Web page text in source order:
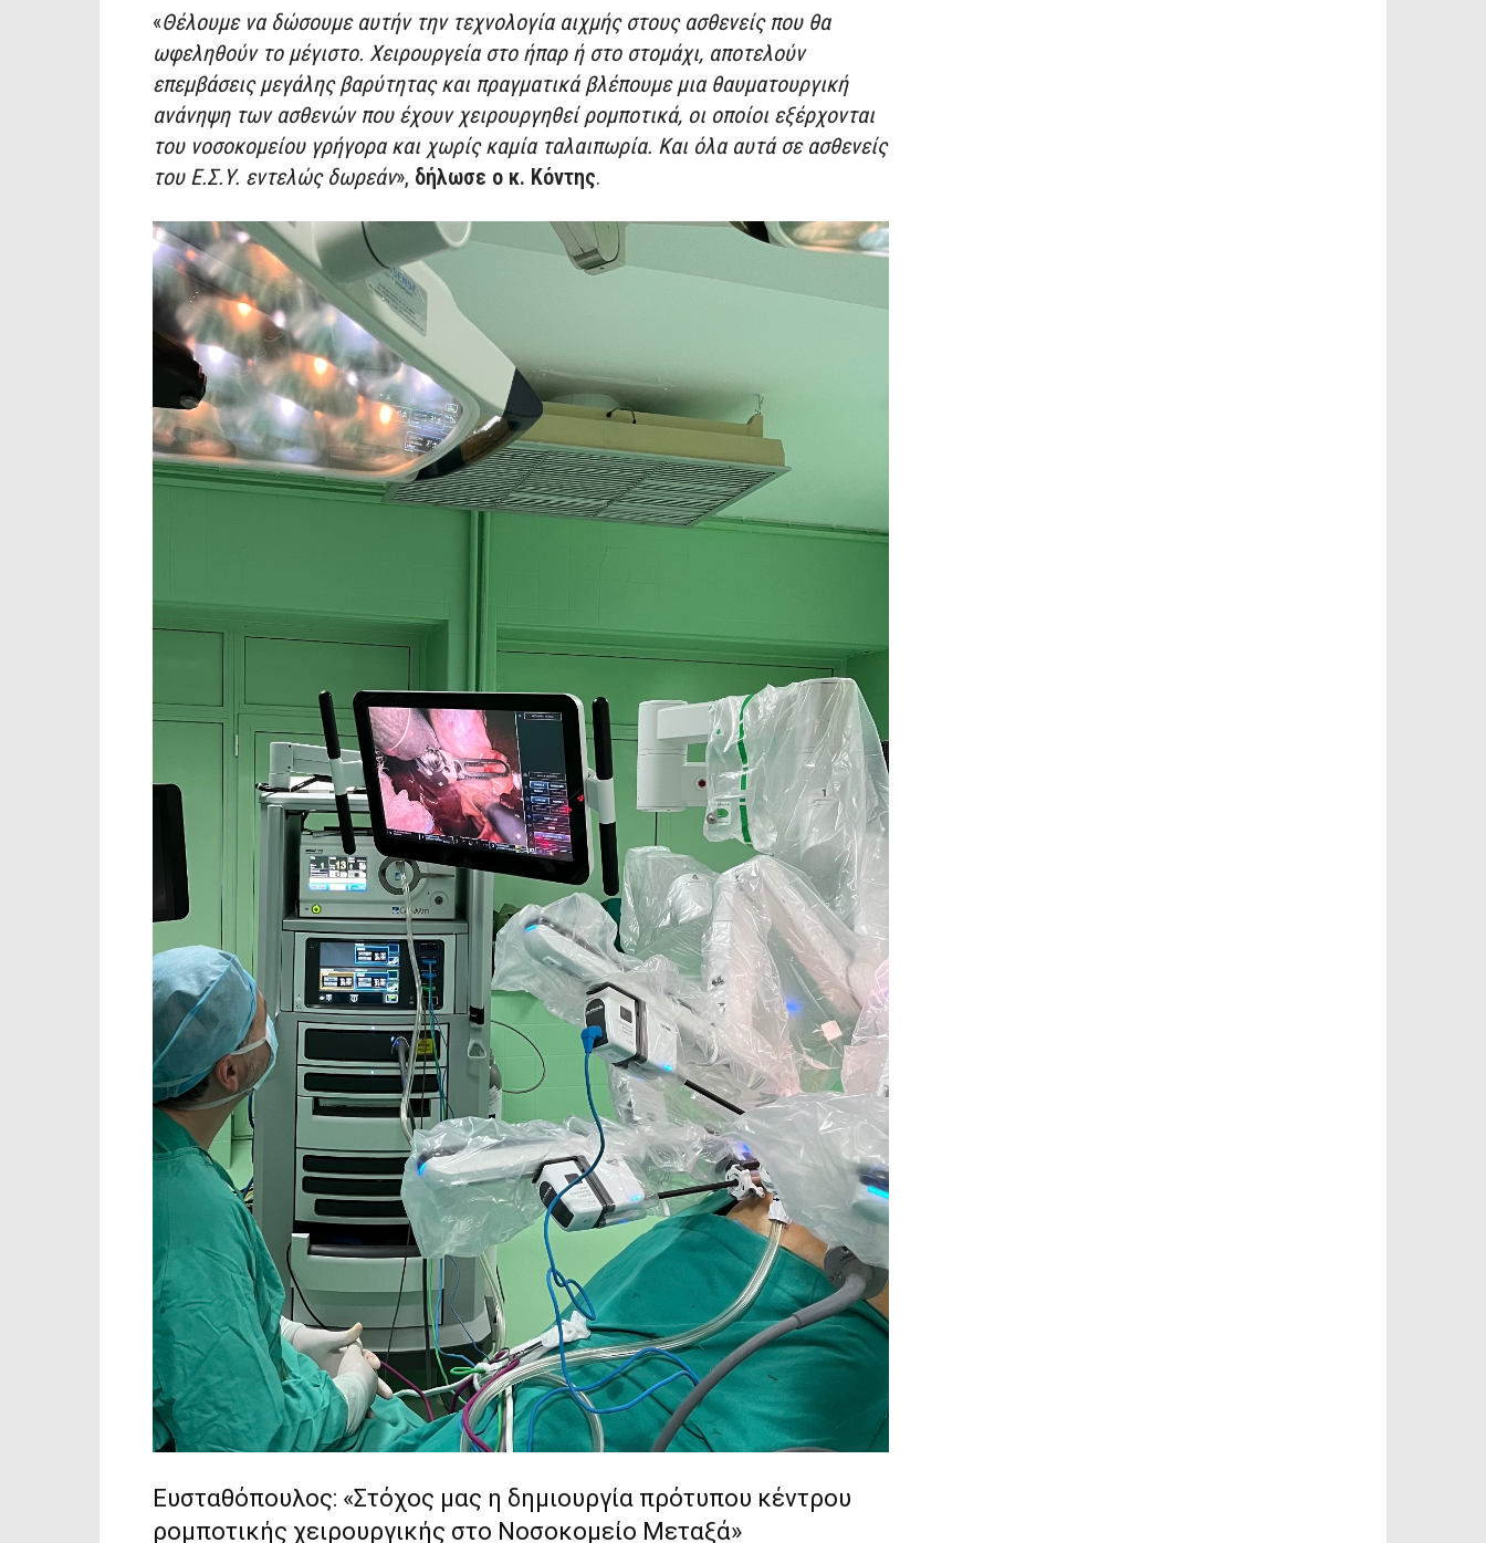
«Θέλουμε να δώσουμε αυτήν την τεχνολογία αιχμής στους ασθενείς που θα
ωφεληθούν το μέγιστο. Χειρουργεία στο ήπαρ ή στο στομάχι, αποτελούν
επεμβάσεις μεγάλης βαρύτητας και πραγματικά βλέπουμε μια θαυματουργική
ανάνηψη των ασθενών που έχουν χειρουργηθεί ρομποτικά, οι οποίοι εξέρχονται
του νοσοκομείου γρήγορα και χωρίς καμία ταλαιπωρία. Και όλα αυτά σε ασθενείς
του Ε.Σ.Υ. εντελώς δωρεάν», δήλωσε ο κ. Κόντης.
Ευσταθόπουλος: «Στόχος μας η δημιουργία πρότυπου κέντρου
ρομποτικής χειρουργικής στο Νοσοκομείο Μεταξά»